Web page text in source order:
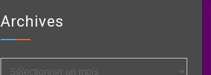
Archives